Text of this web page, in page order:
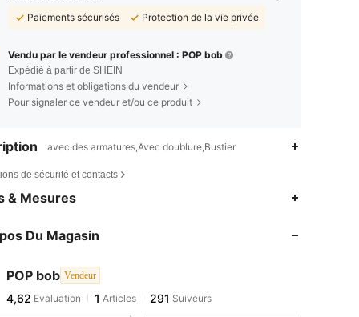
Paiements sécurisés
Protection de la vie privée
Vendu par le vendeur professionnel : POP bob
Expédié à partir de SHEIN
Informations et obligations du vendeur
Pour signaler ce vendeur et/ou ce produit
avec des armatures,Avec doublure,Bustier
de sécurité et contacts
& Mesures
Du Magasin
POP bob Vendeur
4,62 Evaluation 1 Articles 291 Suiveurs